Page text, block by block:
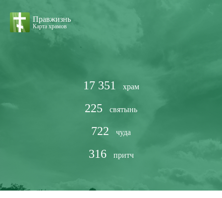
Правжизнь
Карта храмов
17 351 храм
225 святынь
722 чуда
316 притч